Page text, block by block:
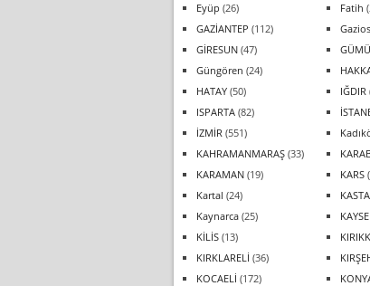
Eyüp (26) Fatih
GAZİANTEP (112)
GİRESUN (47)
Güngören (24)
HATAY (50) IĞDIR
ISPARTA (82)
İZMİR (551)
KAHRAMANMARAŞ (33)
KARAMAN (19) KARS
Kartal (24)
Kaynarca (25)
KİLİS (13)
KIRKLARELİ (36)
KOCAELİ (172)